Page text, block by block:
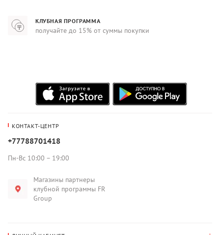
КЛУБНАЯ ПРОГРАММА
получайте до 15% от суммы покупки
КОНТАКТ-ЦЕНТР
+77788701418
Пн-Вс 10:00 – 19:00
Магазины партнеры
клубной программы FR
Group